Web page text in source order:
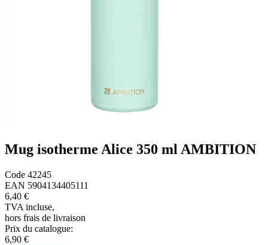
Mug isotherme Alice 350 ml AMBITION
Code 42245
EAN 5904134405111
6,40 €
TVA incluse,
hors frais de livraison
Prix du catalogue:
6,90 €